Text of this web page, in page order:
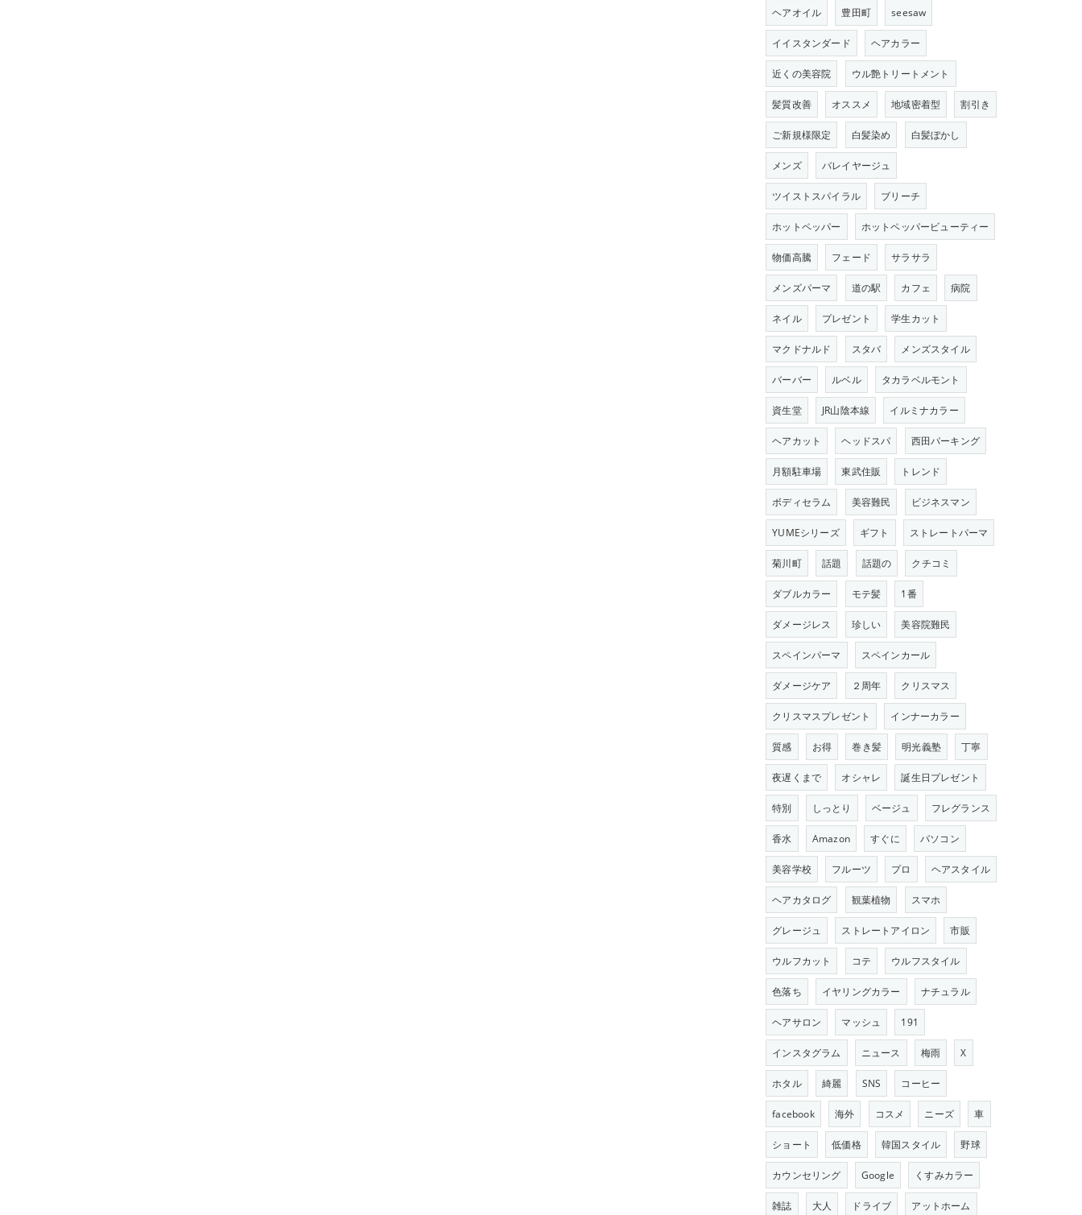
ヘアオイル 豊田町 seesaw
イイスタンダード ヘアカラー
近くの美容院 ウル艶トリートメント
髪質改善 オススメ 地域密着型 割引き
ご新規様限定 白髪染め 白髪ぼかし
メンズ バレイヤージュ
ツイストスパイラル ブリーチ
ホットペッパー ホットペッパービューティー
物価高騰 フェード サラサラ
メンズパーマ 道の駅 カフェ 病院
ネイル プレゼント 学生カット
マクドナルド スタバ メンズスタイル
バーバー ルベル タカラベルモント
資生堂 JR山陰本線 イルミナカラー
ヘアカット ヘッドスパ 西田パーキング
月額駐車場 東武住販 トレンド
ボディセラム 美容難民 ビジネスマン
YUMEシリーズ ギフト ストレートパーマ
菊川町 話題 話題の クチコミ
ダブルカラー モテ髪 1番
ダメージレス 珍しい 美容院難民
スペインパーマ スペインカール
ダメージケア ２周年 クリスマス
クリスマスプレゼント インナーカラー
質感 お得 巻き髪 明光義塾 丁寧
夜遅くまで オシャレ 誕生日プレゼント
特別 しっとり ベージュ フレグランス
香水 Amazon すぐに パソコン
美容学校 フルーツ プロ ヘアスタイル
ヘアカタログ 観葉植物 スマホ
グレージュ ストレートアイロン 市販
ウルフカット コテ ウルフスタイル
色落ち イヤリングカラー ナチュラル
ヘアサロン マッシュ 191
インスタグラム ニュース 梅雨 X
ホタル 綺麗 SNS コーヒー
facebook 海外 コスメ ニーズ 車
ショート 低価格 韓国スタイル 野球
カウンセリング Google くすみカラー
雑誌 大人 ドライブ アットホーム